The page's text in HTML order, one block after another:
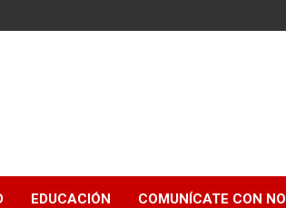
EDUCACIÓN COMUNÍCATE CON